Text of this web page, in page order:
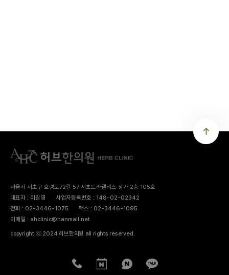
서울시 서초구 효령로72길 57 서초트라팰리스 상가 2층 105호
대표자 : 이길영
사업자등록번호 : 148-02-02342
전화 : 02-3446-1075
팩스 : 02-3446-1095
이메일 : ahclinic@hanmail.net
copyright ⓒ 2024 허브한의원 all rights reserved.